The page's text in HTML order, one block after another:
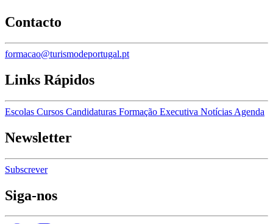
Contacto
formacao@turismodeportugal.pt
Links Rápidos
Escolas Cursos Candidaturas Formação Executiva Notícias Agenda
Newsletter
Subscrever
Siga-nos